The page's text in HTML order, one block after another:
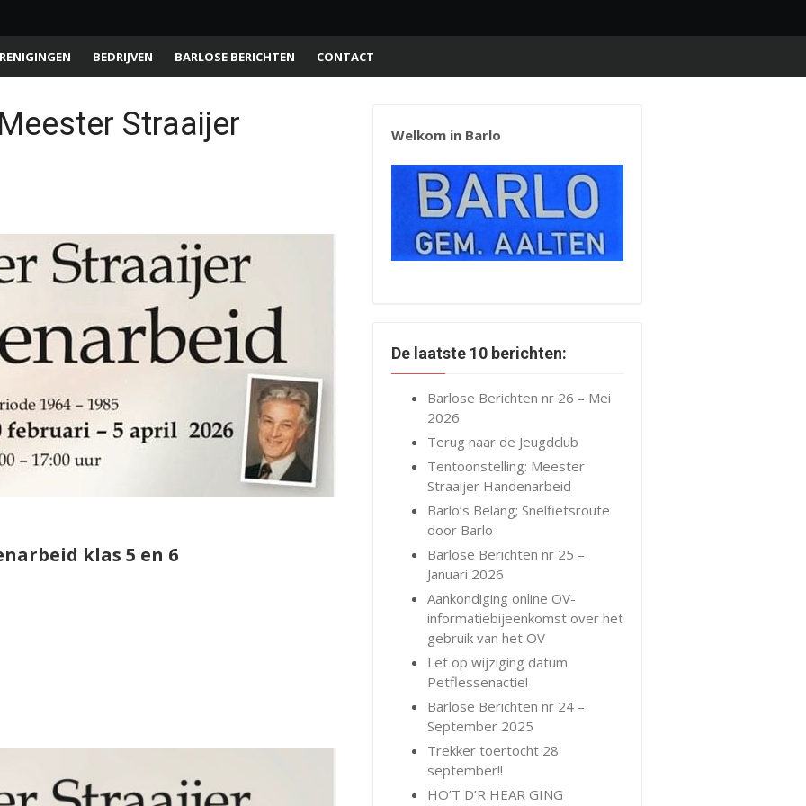
BEDRIJVEN BARLOSE BERICHTEN CONTACT
Straaijer
klas 5 en 6
Welkom in Barlo
De laatste 10 berichten:
Barlose Berichten nr 26 – Mei
2026
Terug naar de Jeugdclub
Tentoonstelling: Meester
Straaijer Handenarbeid
Barlo’s Belang; Snelfietsroute
door Barlo
Barlose Berichten nr 25 –
Januari 2026
Aankondiging online OV-
informatiebijeenkomst over het
gebruik van het OV
Let op wijziging datum
Petflessenactie!
Barlose Berichten nr 24 –
September 2025
Trekker toertocht 28
september!!
HO’T D’R HEAR GING